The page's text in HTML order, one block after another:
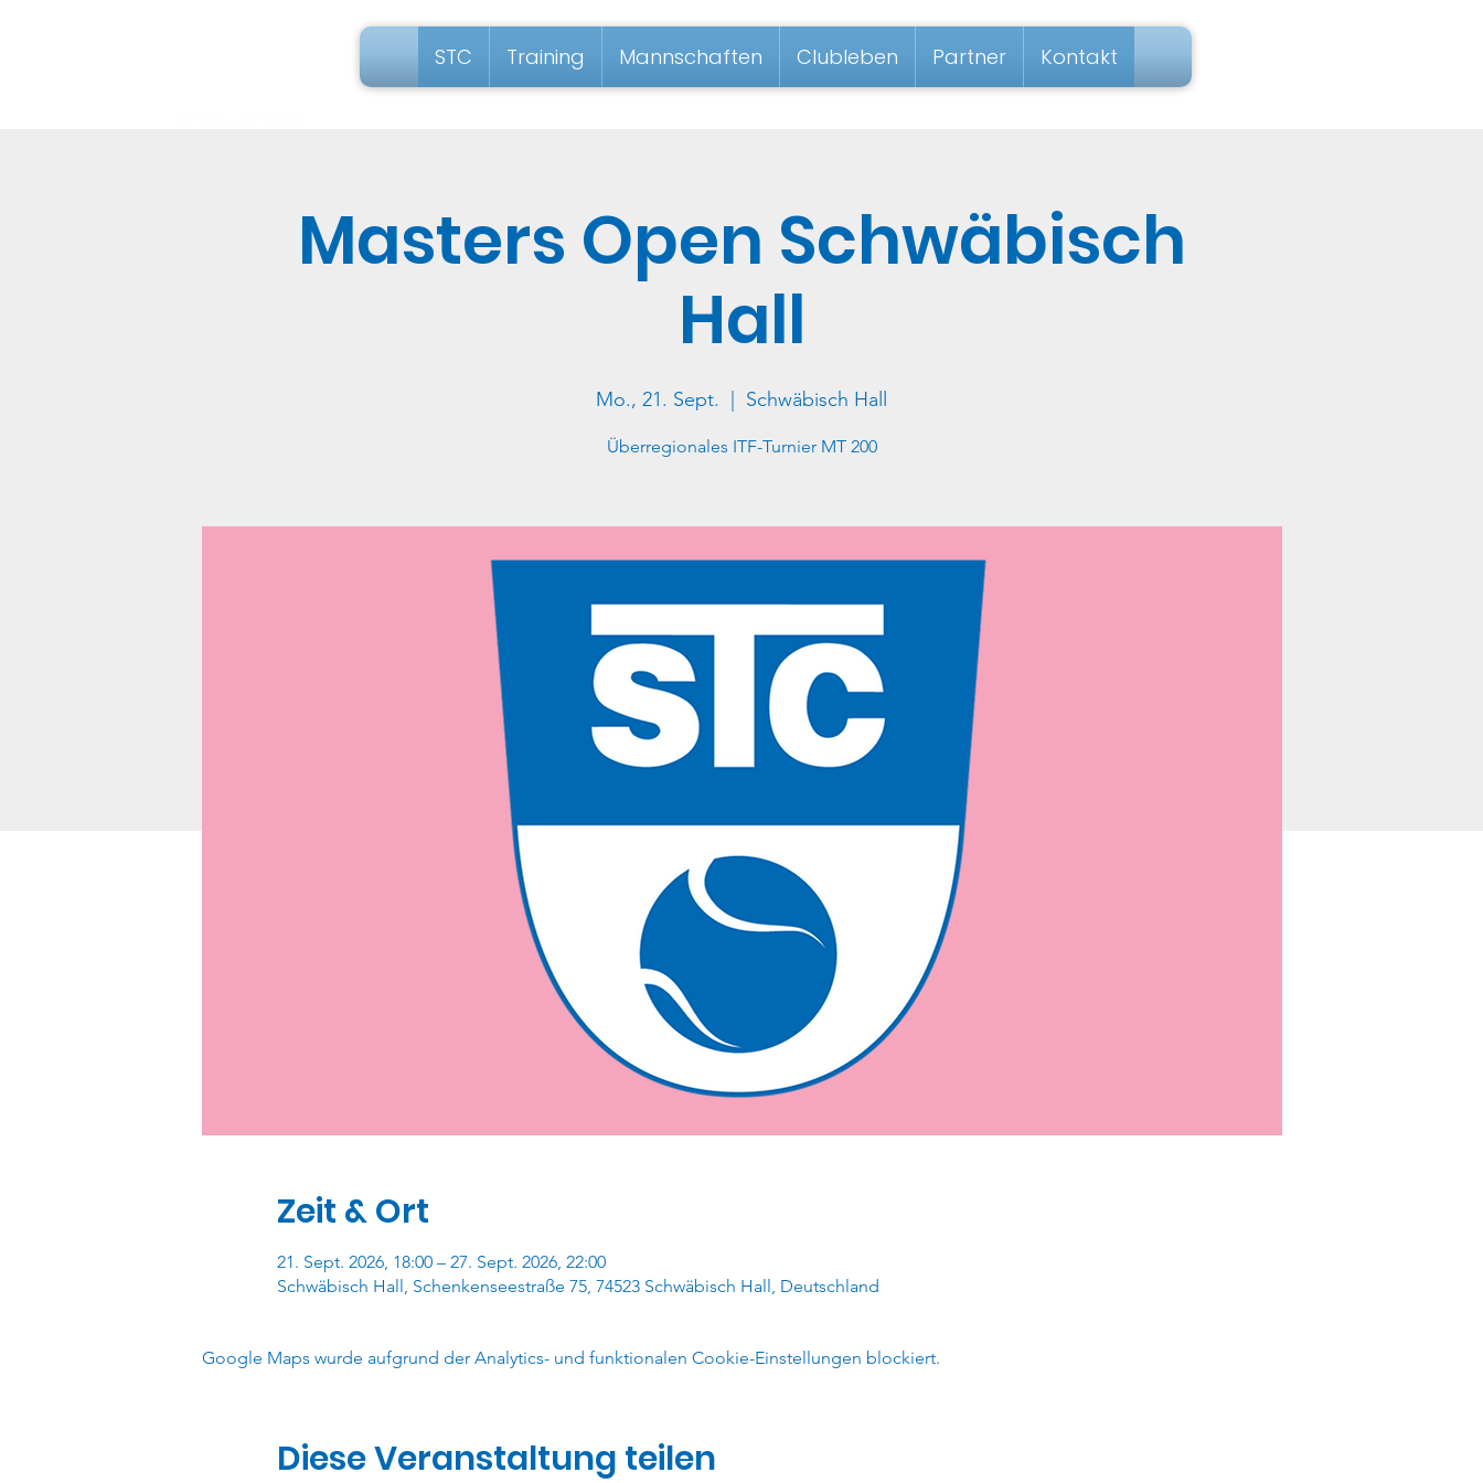
STC Training Mannschaften Clubleben Partner Kontakt
Masters Open Schwäbisch
Hall
Mo., 21. Sept. Schwäbisch Hall
Überregionales ITF-Turnier MT 200
Zeit & Ort
21. Sept. 2026, 18:00 – 27. Sept. 2026, 22:00
Schwäbisch Hall, Schenkenseestraße 75, 74523 Schwäbisch Hall, Deutschland
Google Maps wurde aufgrund der Analytics- und funktionalen Cookie-Einstellungen blockiert.
Diese Veranstaltung teilen